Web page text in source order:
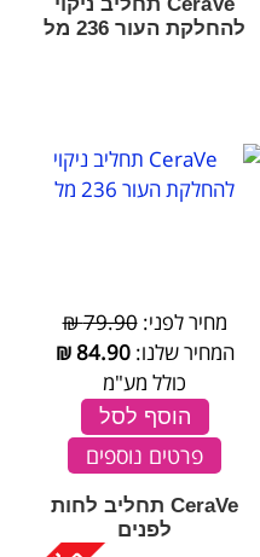
להחלקת העור 236 מל
מחיר לפני:79.90 ₪
המחיר שלנו:84.90
₪
כולל מע"מ
הוסף לסל
פרטים נוספים
CeraVe תחליב לחות
לפנים